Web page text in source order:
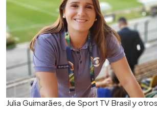
Julia Guimarães, de Sport TV Brasil y